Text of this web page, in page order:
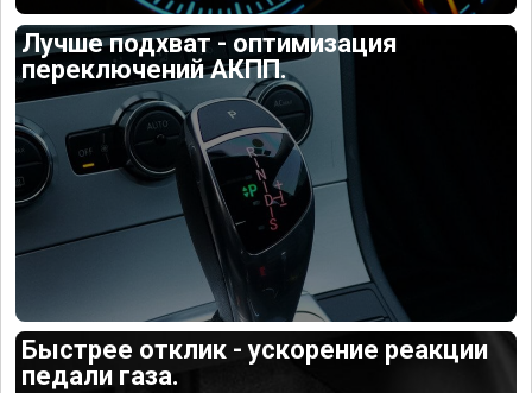
Лучше подхват - оптимизация
переключений АКПП.
Быстрее отклик - ускорение реакции
педали газа.